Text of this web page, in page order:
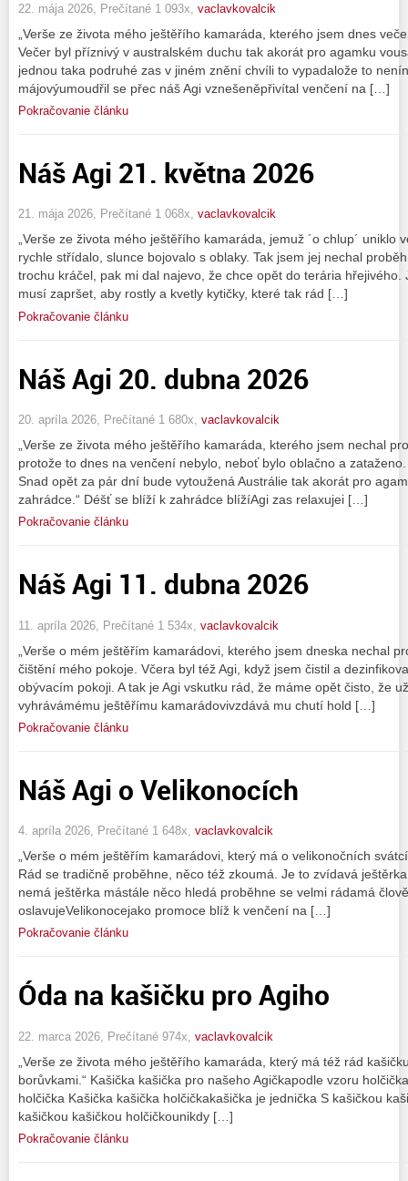
22. mája 2026, Prečítané 1 093x, vaclavkovalcik
„Verše ze života mého ještěřího kamaráda, kterého jsem dnes
Večer byl příznivý v australském duchu tak akorát pro agamku
jednou taka podruhé zas v jiném znění chvíli to vypadalože to
májovýumoudřil se přec náš Agi vznešeněpřivítal venčení na […]
Pokračovanie článku
Náš Agi 21. května 2026
21. mája 2026, Prečítané 1 068x, vaclavkovalcik
„Verše ze života mého ještěřího kamaráda, jemuž ´o chlup´ uniklo
rychle střídalo, slunce bojovalo s oblaky. Tak jsem jej nechal
trochu kráčel, pak mi dal najevo, že chce opět do terária hřejivého.
musí zapršet, aby rostly a kvetly kytičky, které tak rád […]
Pokračovanie článku
Náš Agi 20. dubna 2026
20. apríla 2026, Prečítané 1 680x, vaclavkovalcik
„Verše ze života mého ještěřího kamaráda, kterého jsem nechal
protože to dnes na venčení nebylo, neboť bylo oblačno a
Snad opět za pár dní bude vytoužená Austrálie tak akorát pro
zahrádce.“ Déšť se blíží k zahrádce blížíAgi zas relaxujei […]
Pokračovanie článku
Náš Agi 11. dubna 2026
11. apríla 2026, Prečítané 1 534x, vaclavkovalcik
„Verše o mém ještěřím kamarádovi, kterého jsem dneska nechal
čištění mého pokoje. Včera byl též Agi, když jsem čistil a
obývacím pokoji. A tak je Agi vskutku rád, že máme opět čisto, že
vyhrávámému ještěřímu kamarádovivzdává mu chutí hold […]
Pokračovanie článku
Náš Agi o Velikonocích
4. apríla 2026, Prečítané 1 648x, vaclavkovalcik
„Verše o mém ještěřím kamarádovi, který má o velikonočních
Rád se tradičně proběhne, něco též zkoumá. Je to zvídavá
nemá ještěrka mástále něco hledá proběhne se velmi rádamá
oslavujeVelikonocejako promoce blíž k venčení na […]
Pokračovanie článku
Óda na kašičku pro Agiho
22. marca 2026, Prečítané 974x, vaclavkovalcik
„Verše ze života mého ještěřího kamaráda, který má též rád
borůvkami.“ Kašička kašička pro našeho Agičkapodle vzoru
holčička Kašička kašička holčičkakašička je jednička S kašičkou
kašičkou kašičkou holčičkounikdy […]
Pokračovanie článku